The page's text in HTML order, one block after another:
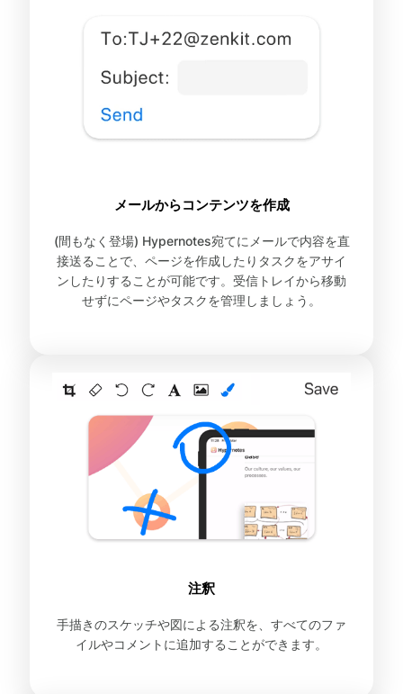
メールからコンテンツを作成
(間もなく登場) Hypernotes宛てにメールで内容を直
接送ることで、ページを作成したりタスクをアサイ
ンしたりすることが可能です。受信トレイから移動
せずにページやタスクを管理しましょう。
注釈
手描きのスケッチや図による注釈を、すべてのファ
イルやコメントに追加することができます。